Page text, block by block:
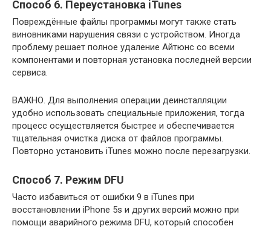
Способ 6. Переустановка iTunes
Повреждённые файлы программы могут также стать
виновниками нарушения связи с устройством. Иногда
проблему решает полное удаление Айтюнс со всеми
компонентами и повторная установка последней версии
сервиса.
ВАЖНО. Для выполнения операции деинсталляции
удобно использовать специальные приложения, тогда
процесс осуществляется быстрее и обеспечивается
тщательная очистка диска от файлов программы.
Повторно установить iTunes можно после перезагрузки.
Способ 7. Режим DFU
Часто избавиться от ошибки 9 в iTunes при
восстановлении iPhone 5s и других версий можно при
помощи аварийного режима DFU, который способен